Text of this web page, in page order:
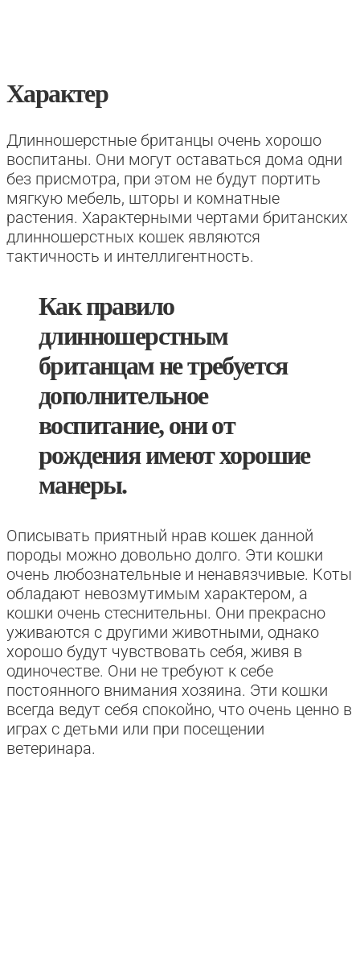
Характер
Длинношерстные британцы очень хорошо
воспитаны. Они могут оставаться дома одни
без присмотра, при этом не будут портить
мягкую мебель, шторы и комнатные
растения. Характерными чертами британских
длинношерстных кошек являются
тактичность и интеллигентность.
Как правило
длинношерстным
британцам не требуется
дополнительное
воспитание, они от
рождения имеют хорошие
манеры.
Описывать приятный нрав кошек данной
породы можно довольно долго. Эти кошки
очень любознательные и ненавязчивые. Коты
обладают невозмутимым характером, а
кошки очень стеснительны. Они прекрасно
уживаются с другими животными, однако
хорошо будут чувствовать себя, живя в
одиночестве. Они не требуют к себе
постоянного внимания хозяина. Эти кошки
всегда ведут себя спокойно, что очень ценно в
играх с детьми или при посещении
ветеринара.